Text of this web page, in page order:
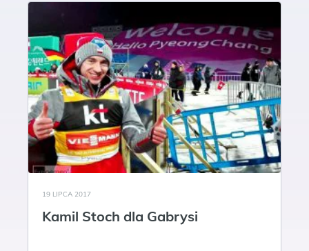
19 LIPCA 2017
Kamil Stoch dla Gabrysi